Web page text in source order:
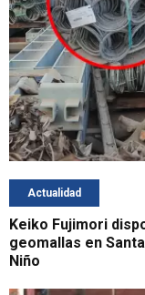
Actualidad
Keiko Fujimori
geomallas en
Niño